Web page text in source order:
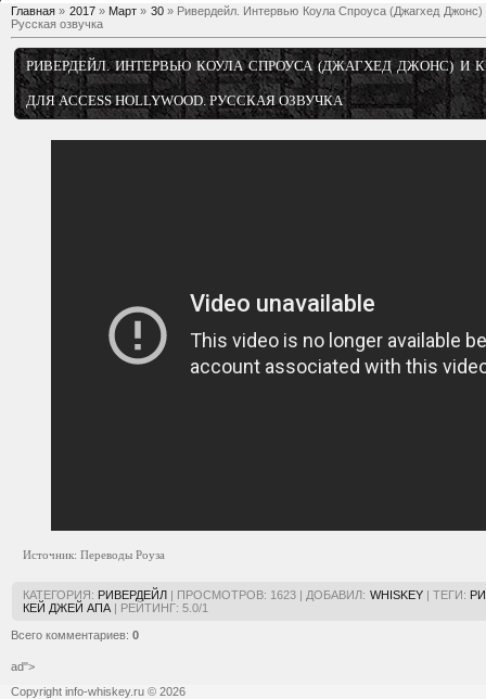
Главная » 2017 » Март » 30» Ривердейл. Интервью Коула Спроуса (Джагхед
Русская озвучка
РИВЕРДЕЙЛ. ИНТЕРВЬЮ КОУЛА СПРОУСА (ДЖАГХЕД ДЖОНС) И
ДЛЯ ACCESS HOLLYWOOD. РУССКАЯ ОЗВУЧКА
Источник: Переводы Роуза
КАТЕГОРИЯ: РИВЕРДЕЙЛ | ПРОСМОТРОВ: 1623 | ДОБАВИЛ: WHISKEY | ТЕГИ:
КЕЙ ДЖЕЙ АПА | РЕЙТИНГ: 5.0/1
Всего комментариев: 0
ad">
Copyright info-whiskey.ru © 2026